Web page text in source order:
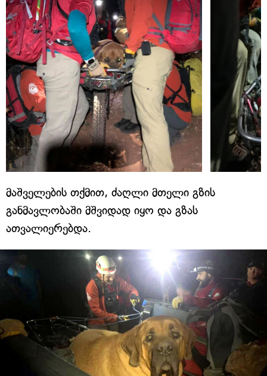
მაშველების თქმით, ძაღლი მთელი გზის
განმავლობაში მშვიდად იყო და გზას
ათვალიერებდა.